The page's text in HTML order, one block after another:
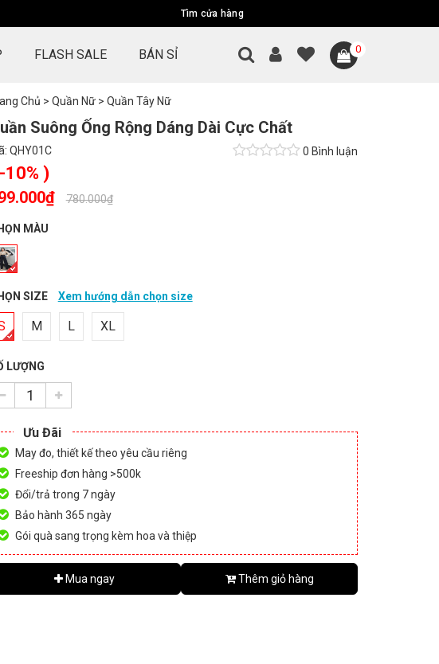
Tìm cửa hàng
FLASH SALE BÁN SỈ 0
Chủ > Quần Nữ> Quần Tây Nữ
Suông Ống Rộng Dáng Dài Cực Chất
QHY01C 0 Bình luận
10% )
-780.000₫
MÀU
SIZE Xem hướng dẫn chọn size
M L XL
LƯỢNG
Ưu Đãi
May đo, thiết kế theo yêu cầu riêng
Freeship đơn hàng >500k
Đổi/trả trong 7 ngày
Bảo hành 365 ngày
Gói quà sang trọng kèm hoa và thiệp
Mua ngay Thêm giỏ hàng